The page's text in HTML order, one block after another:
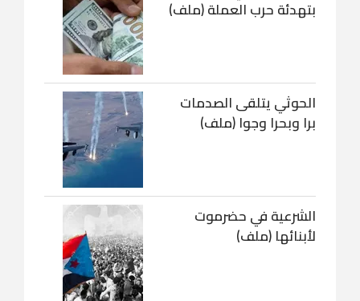
بتهدئة حرب العملة (ملف)
الحوثي يتلقى الصدمات
برا وبحرا وجوا (ملف)
الشرعية في حضرموت
لأبنائها (ملف)